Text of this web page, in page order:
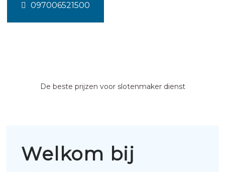
097006521500
De beste prijzen voor slotenmaker dienst
Welkom bij